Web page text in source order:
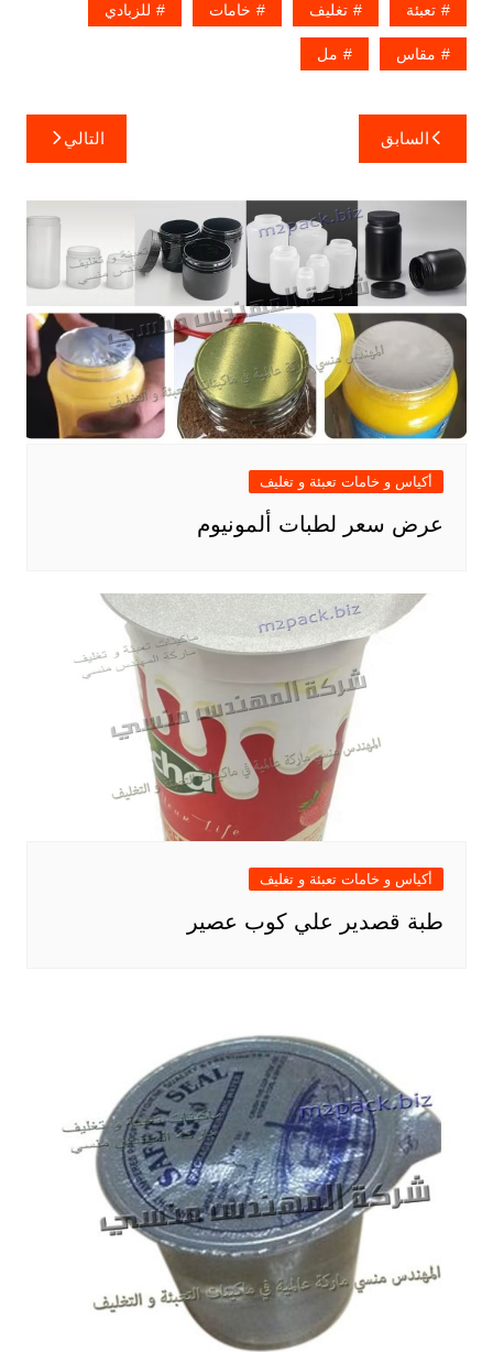
تعبئة تغليف خامات للزبادي
مقاس مل
تصفّح
المقالات
السابق التالي
أكياس و خامات تعبئة و تغليف
عرض سعر لطبات ألمونيوم
أكياس و خامات تعبئة و تغليف
طبة قصدير علي كوب عصير